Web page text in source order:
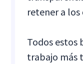
retener a los
Todos estos
trabajo más